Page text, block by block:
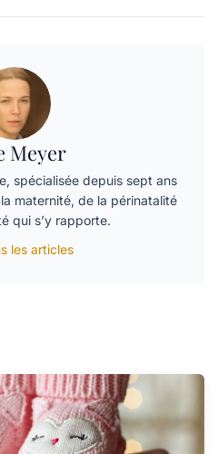
Meyer
spécialisée depuis sept ans
maternité, de la périnatalité
qui s’y rapporte.
les articles